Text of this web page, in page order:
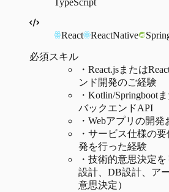
TypeScript
React ReactNative
必須スキル
・ React.jsまたは
ンド開発のご経験
・ Kotlin/Springboot
バックエンドAPI
・ Webアプリの開発
・ サービス仕様の
発を行った経験
・ 技術的意思決定
設計、DB設計、ア
意思決定）